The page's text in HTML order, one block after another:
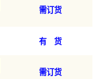
需订货
有 货
需订货